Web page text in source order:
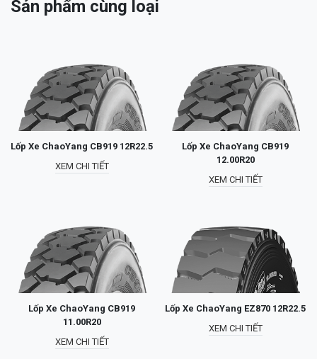
Sản phẩm cùng loại
Lốp Xe ChaoYang CB919 12R22.5
XEM CHI TIẾT
Lốp Xe ChaoYang CB919
12.00R20
XEM CHI TIẾT
Lốp Xe ChaoYang CB919
11.00R20
XEM CHI TIẾT
Lốp Xe ChaoYang EZ870 12R22.5
XEM CHI TIẾT